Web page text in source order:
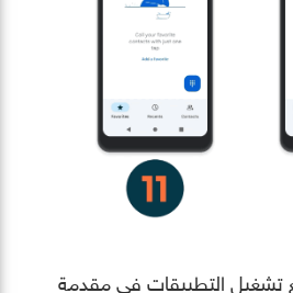
تشغيل التطبيقات في مقدمة